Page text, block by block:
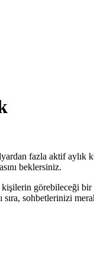
fazla aktif aylık
beklersiniz.
görebileceği
sohbetlerinizi